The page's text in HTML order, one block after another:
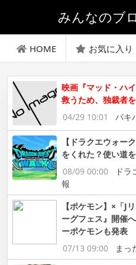
みんなのブ
HOME お気に入り
映画『マッド・ハ
救うため、独裁者
04/29 10:01
バキ
【ドラクエウォー
をくれた？使い道
08/09 00:00
ド
報
【ポケモン】×「J
ーグフェス』開催
ーポケモンも発表
07/13 09:00
まっ